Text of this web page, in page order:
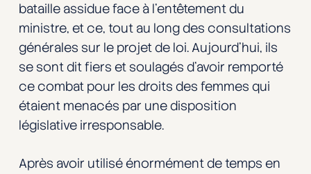
bataille assidue face à l’entêtement du
ministre, et ce, tout au long des consultations
générales sur le projet de loi. Aujourd’hui, ils
se sont dit fiers et soulagés d’avoir remporté
ce combat pour les droits des femmes qui
étaient menacés par une disposition
législative irresponsable.
Après avoir utilisé énormément de temps en